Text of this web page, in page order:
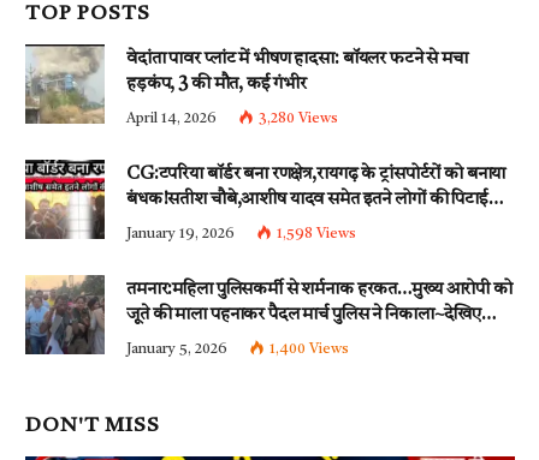
TOP POSTS
वेदांता पावर प्लांट में भीषण हादसा: बॉयलर फटने से मचा
हड़कंप, 3 की मौत, कई गंभीर
April 14, 2026 3,280 Views
CG:टपरिया बॉर्डर बना रणक्षेत्र,रायगढ़ के ट्रांसपोर्टरों को बनाया
बंधक!सतीश चौबे,आशीष यादव समेत इतने लोगों की पिटाई…
इन धाराओं के तहत्~बंटी समेत इतने लोगों पर हुई नामजद
January 19, 2026 1,598 Views
तमनार:महिला पुलिसकर्मी से शर्मनाक हरकत…मुख्य आरोपी को
जूते की माला पहनाकर पैदल मार्च पुलिस ने निकाला~देखिए
वीडियो
January 5, 2026 1,400 Views
DON'T MISS